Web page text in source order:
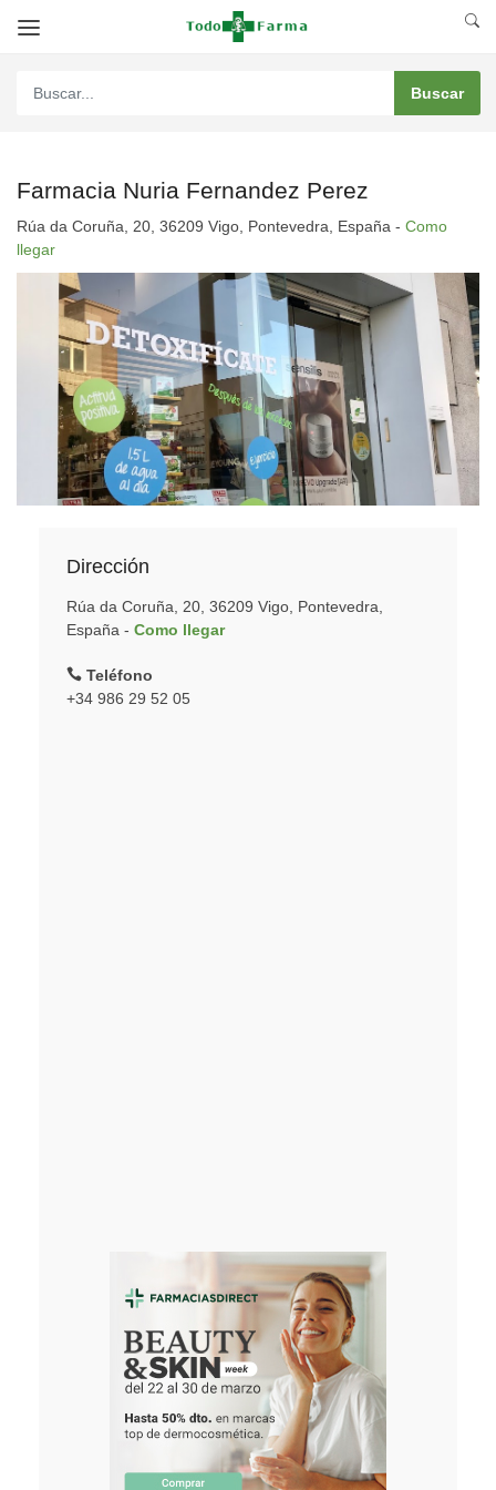
Farmacia Nuria Fernandez Perez
Rúa da Coruña, 20, 36209 Vigo, Pontevedra, España - Como
llegar
Dirección
Rúa da Coruña, 20, 36209 Vigo, Pontevedra,
España - Como llegar
Teléfono
+34 986 29 52 05